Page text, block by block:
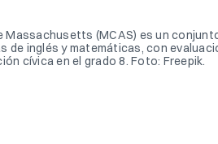
Massachusetts (MCAS) es un
de inglés y matemáticas, con
cívica en el grado 8. Foto: Freepik.